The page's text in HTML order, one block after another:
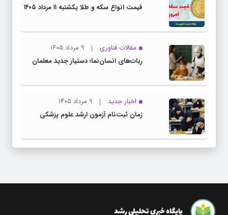
قیمت انواع سکه و طلا یکشنبه ۱۱ مرداد ۱۴۰۵
مقالات فناوری
۹ مرداد ۱۴۰۵
ربات‌های انسان‌نما؛ دستیار جدید معلمان
اخبار جدید
۹ مرداد ۱۴۰۵
زمان ثبت‌نام آزمون ارشد علوم پزشکی